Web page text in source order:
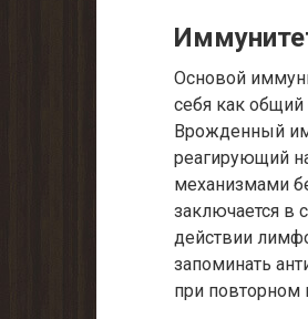
Основой
себя как
Врожденный
реагирующий
механизмами
заключается в
действии
запоминать
при повторном